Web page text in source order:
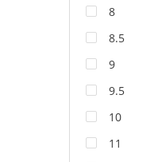
8
8.5
9
9.5
10
11